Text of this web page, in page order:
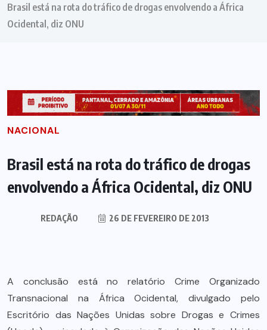
Brasil está na rota do tráfico de drogas envolvendo a África
Ocidental, diz ONU
NACIONAL
Brasil está na rota do tráfico de drogas
envolvendo a África Ocidental, diz ONU
REDAÇÃO 26 DE FEVEREIRO DE 2013
A conclusão está no relatório Crime Organizado
Transnacional na África Ocidental, divulgado pelo
Escritório das Nações Unidas sobre Drogas e Crimes